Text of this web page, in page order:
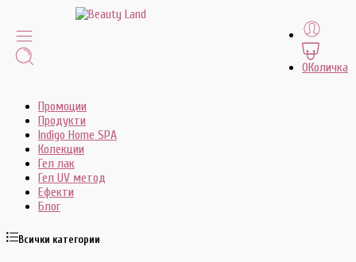
0Количка
Промоции
Продукти
Indigo Home SPA
Колекции
Гел лак
Гел UV метод
Ефекти
Блог
Всички категории